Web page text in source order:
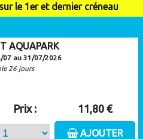
le 1er et dernier créneau
AQUAPARK
07 au 31/07/2026
26 jours
Prix : 11,80 €
AJOUTER